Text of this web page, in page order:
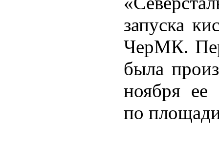
запуска
ЧерМК.
была
ноября ее
по